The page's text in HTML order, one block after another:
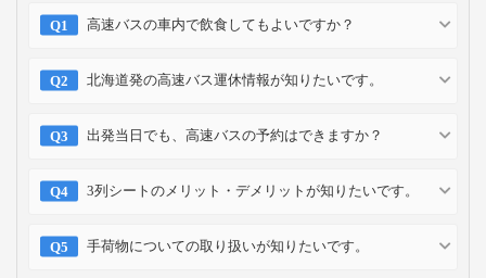
高速バスの車内で飲食してもよいですか？
北海道発の高速バス運休情報が知りたいです。
出発当日でも、高速バスの予約はできますか？
3列シートのメリット・デメリットが知りたいです。
手荷物についての取り扱いが知りたいです。